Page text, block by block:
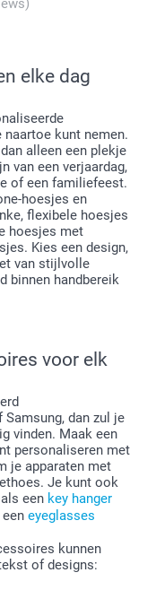
thermoplastisch
en
de hardcovers
dat sterke
slank blijft.
is vervaardigd van
stijlvolle zwarte
biedt.
een stevige
en praktisch
elke dag
kunt nemen.
alleen een plekje
van een verjaardag,
of een familiefeest.
hoesjes en
flexibele hoesjes
hoesjes met
Kies een design,
van stijlvolle
binnen handbereik
voor elk
dan zul je
vinden. Maak een
personaliseren met
je apparaten met
Je kunt ook
een key hanger
eyeglasses
kunnen
of designs: